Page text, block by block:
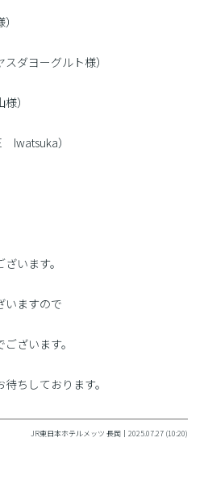
ダヨーグルト様）
）
Iwatsuka）
います。
いますので
ざいます。
ちしております。
JR東日本ホテルメッツ 長岡｜2025.07.27 (10:20)